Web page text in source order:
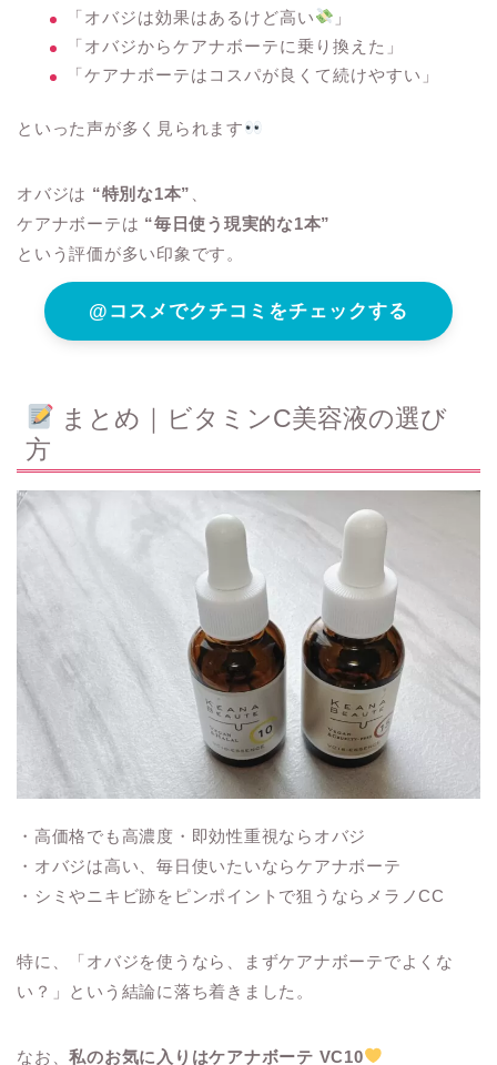
「オバジは効果はあるけど高い
」
「オバジからケアナボーテに乗り換えた」
「ケアナボーテはコスパが良くて続けやすい」
といった声が多く見られます
オバジは “特別な1本”
ケアナボーテは “毎日使う現実的な1本”
という評価が多い印象です。
@コスメでクチコミをチェックする
まとめ｜ビタミンC美容液の選び
方
・高価格でも高濃度・即効性重視ならオバジ
・オバジは高い、毎日使いたいならケアナボーテ
・シミやニキビ跡をピンポイントで狙うならメラノCC
特に、「オバジを使うなら、まずケアナボーテでよくな
い？」という結論に落ち着きました。
なお、私のお気に入りはケアナボーテ VC10